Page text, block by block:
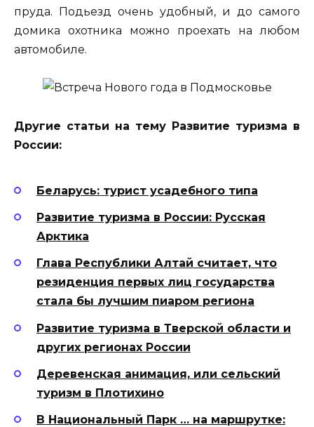
пруда. Подьезд очень удобный, и до самого
домика охотника можно проехать на любом
автомобиле.
Другие статьи на тему Развитие туризма в
России:
Беларусь: турист усадебного типа
Развитие туризма в России: Русская
Арктика
Глава Республики Алтай считает, что
резиденция первых лиц государства
стала бы лучшим пиаром региона
Развитие туризма в Тверской области и
других регионах России
Деревенская анимация, или сельский
туризм в Плотихино
В Национальный Парк … на маршрутке: